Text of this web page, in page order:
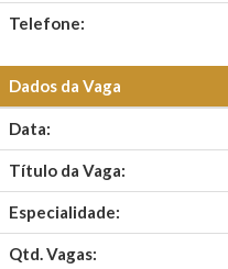
Telefone:
Dados da Vaga
Data:
Título da Vaga:
Especialidade:
Qtd. Vagas: